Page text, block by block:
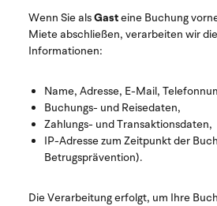
Wenn Sie alsGasteine Buchung
Miete abschließen, verarbeiten wir
Informationen:
Name, Adresse, E-Mail,
Buchungs- und Reisedaten,
Zahlungs- und Transaktionsdaten,
IP-Adresse zum Zeitpunkt der
Betrugsprävention).
Die Verarbeitung erfolgt, um Ihre